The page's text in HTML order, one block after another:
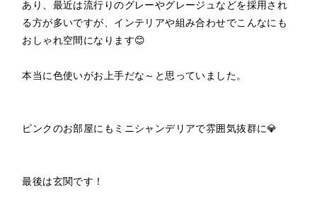
あり、最近は流行りのグレーやグレージュなどを採用され
る方が多いですが、インテリアや組み合わせでこんなにも
おしゃれ空間になります😊
本当に色使いがお上手だな～と思っていました。
ピンクのお部屋にもミニシャンデリアで雰囲気抜群に💎
最後は玄関です！